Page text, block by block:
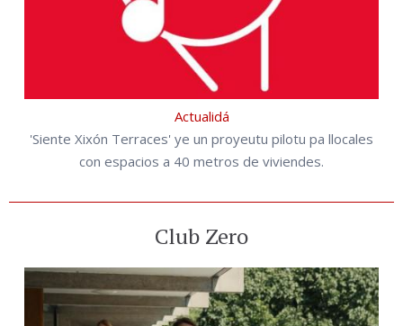
Actualidá
'Siente Xixón Terraces' ye un proyeutu pilotu pa llocales
con espacios a 40 metros de viviendes.
Club Zero